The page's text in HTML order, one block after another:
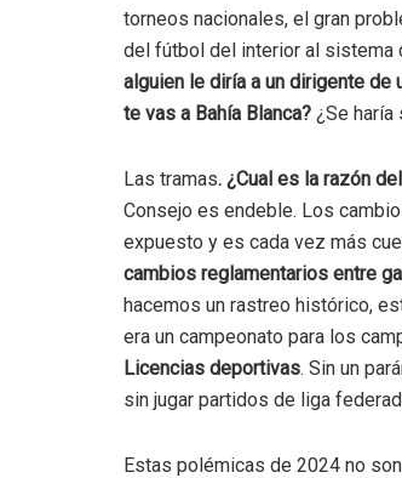
torneos nacionales, el gran
del fútbol del interior al sistema
alguien le diría a un dirigente de
te vas a Bahía Blanca? ¿Se
Las tramas. ¿Cual es la razón
Consejo es endeble. Los
expuesto y es cada vez más
cambios reglamentarios entre
hacemos un rastreo histórico,
era un campeonato para los
Licencias deportivas. Sin un
sin jugar partidos de liga
Estas polémicas de 2024 no